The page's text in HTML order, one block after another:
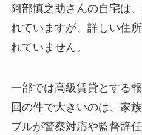
阿部慎之助さんの自宅は
れていますが、詳しい住
れていません。
一部では高級賃貸とする
回の件で大きいのは、家
ブルが警察対応や監督辞